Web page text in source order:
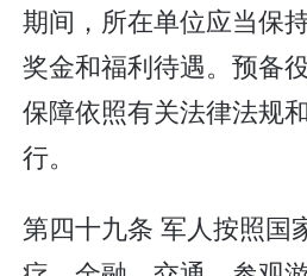
期间，所在单位应当保
奖金和福利待遇。预备
保障依照有关法律法规
行。
第四十九条 军人按照国